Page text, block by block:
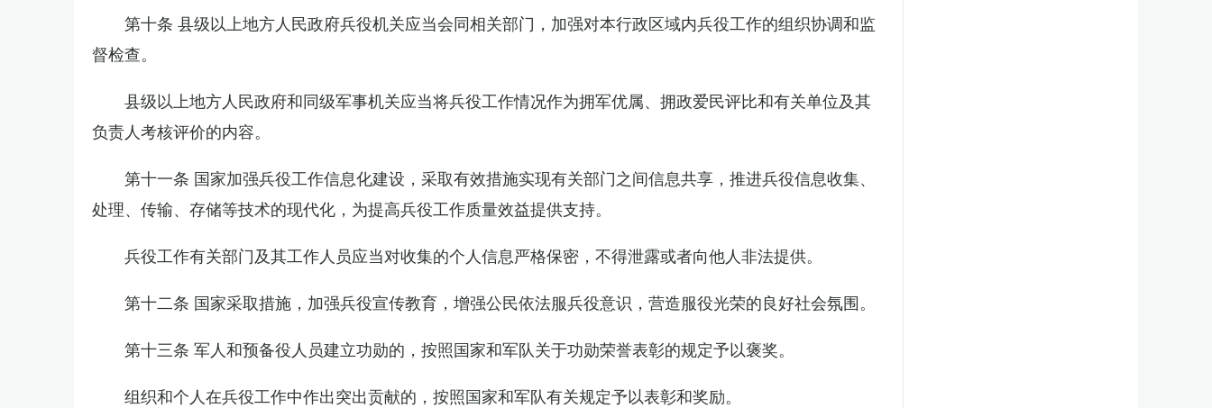
第十条 县级以上地方人民政府兵役机关应当会同相关部门，加强对本行政区域内兵役工作的组织协调和监
督检查。
县级以上地方人民政府和同级军事机关应当将兵役工作情况作为拥军优属、拥政爱民评比和有关单位及其
负责人考核评价的内容。
第十一条 国家加强兵役工作信息化建设，采取有效措施实现有关部门之间信息共享，推进兵役信息收集、
处理、传输、存储等技术的现代化，为提高兵役工作质量效益提供支持。
兵役工作有关部门及其工作人员应当对收集的个人信息严格保密，不得泄露或者向他人非法提供。
第十二条 国家采取措施，加强兵役宣传教育，增强公民依法服兵役意识，营造服役光荣的良好社会氛围。
第十三条 军人和预备役人员建立功勋的，按照国家和军队关于功勋荣誉表彰的规定予以褒奖。
组织和个人在兵役工作中作出突出贡献的，按照国家和军队有关规定予以表彰和奖励。